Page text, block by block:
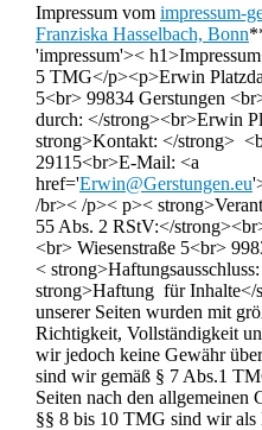
Impressum vom impressum-
Franziska Hasselbach, Bonn
'impressum'><
5 TMG</p><p>Erwin
5<br> 99834 Gerstungen
durch: </strong><br>Erwin
strong>Kontakt: </strong>
29115<br>E-Mail: <a
href='Erwin@Gerstungen.eu
/br>< /p>< p><
55 Abs. 2 RStV:</
<br> Wiesenstraße 5<br>
<
strong>Haftung für
unserer Seiten wurden mit
Richtigkeit, Vollständigkeit
wir jedoch keine Gewähr
sind wir gemäß § 7 Abs.1
Seiten nach den allgemeinen
§§ 8 bis 10 TMG sind wir als